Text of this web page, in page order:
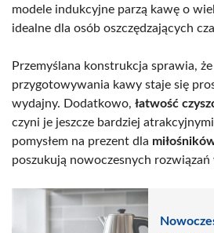
modele indukcyjne parzą kawę o
idealne dla osób oszczędzających
Przemyślana konstrukcja sprawia,
przygotowywania kawy staje się
wydajny. Dodatkowo, łatwość
czyni je jeszcze bardziej
pomysłem na prezent dla
poszukują nowoczesnych